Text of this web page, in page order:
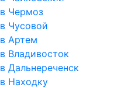
в Чермоз
в Чусовой
в Артем
в Владивосток
в Дальнереченск
в Находку